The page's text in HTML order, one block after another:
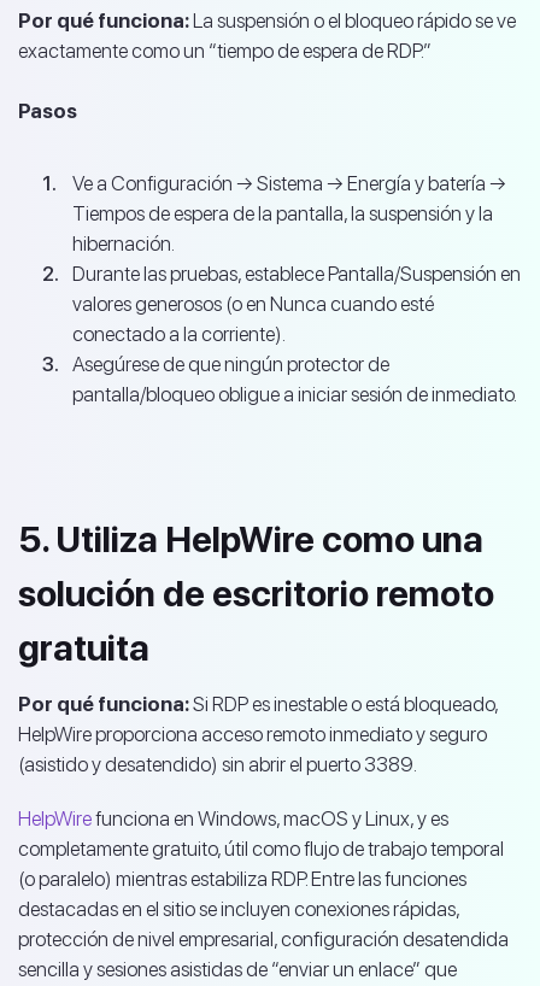
Por qué funciona:La suspensión o el bloqueo rápido se ve
exactamente como un “tiempo de espera de RDP.”
Pasos
Ve a Configuración → Sistema → Energía y batería →
Tiempos de espera de la pantalla, la suspensión y la
hibernación.
Durante las pruebas, establece Pantalla/Suspensión en
valores generosos (o en Nunca cuando esté
conectado a la corriente).
Asegúrese de que ningún protector de
pantalla/bloqueo obligue a iniciar sesión de inmediato.
5. Utiliza HelpWire como una
solución de escritorio remoto
gratuita
Por qué funciona:Si RDP es inestable o está bloqueado,
HelpWire proporciona acceso remoto inmediato y seguro
(asistido y desatendido) sin abrir el puerto 3389.
HelpWirefunciona en Windows, macOS y Linux, y es
completamente gratuito, útil como flujo de trabajo temporal
(o paralelo) mientras estabiliza RDP. Entre las funciones
destacadas en el sitio se incluyen conexiones rápidas,
protección de nivel empresarial, configuración desatendida
sencilla y sesiones asistidas de “enviar un enlace” que